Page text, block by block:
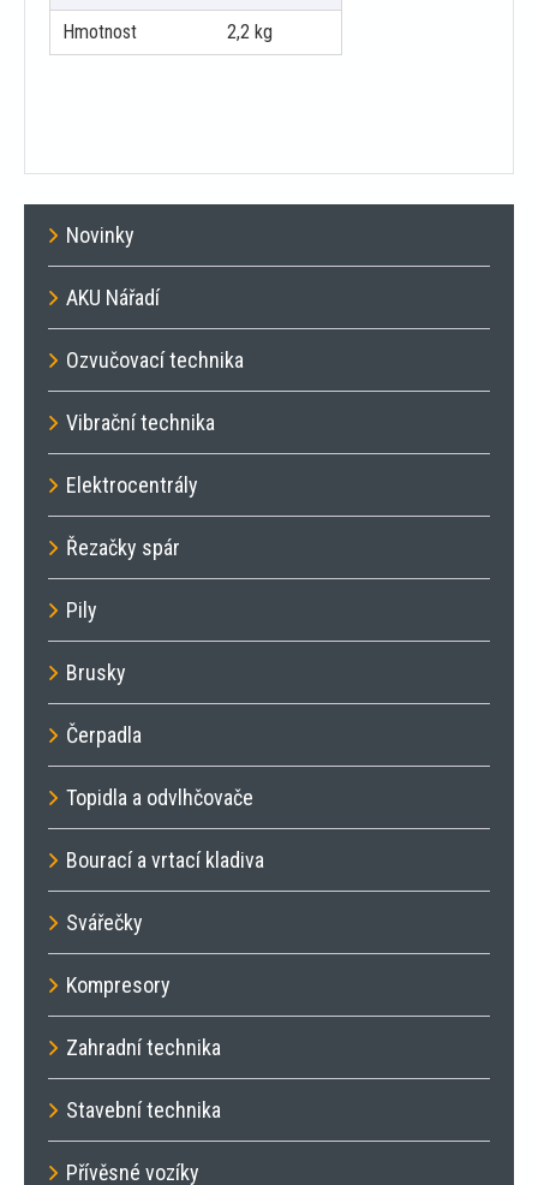
Hmotnost
2,2 kg
Novinky
AKU Nářadí
Ozvučovací technika
Vibrační technika
Elektrocentrály
Řezačky spár
Pily
Brusky
Čerpadla
Topidla a odvlhčovače
Bourací a vrtací kladiva
Svářečky
Kompresory
Zahradní technika
Stavební technika
Přívěsné vozíky